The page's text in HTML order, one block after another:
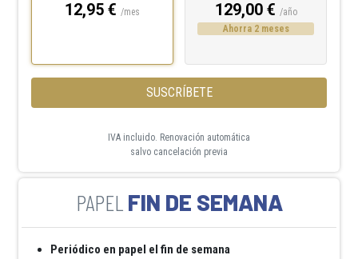
12,95 € /mes 129,00 € /año
Ahorra 2 meses
SUSCRÍBETE
IVA incluido. Renovación automática
salvo cancelación previa
FIN DE SEMANA
Periódico en papel el fin de semana